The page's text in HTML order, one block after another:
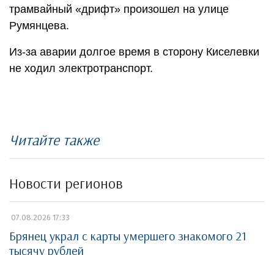
трамвайный «дрифт» произошел на улице
Румянцева.
Из-за аварии долгое время в сторону Киселевки
не ходил электротранспорт.
Читайте также
Новости регионов
07.08.2026 17:33
Брянец украл с карты умершего знакомого 21
тысячу рублей